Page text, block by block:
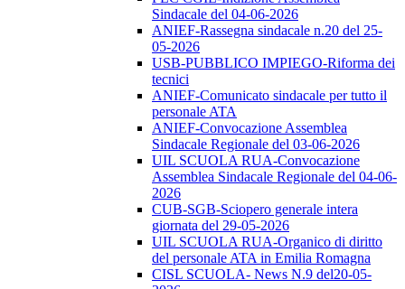
Sindacale del 04-06-2026
ANIEF-Rassegna sindacale n.20 del 25-
05-2026
USB-PUBBLICO IMPIEGO-Riforma dei
tecnici
ANIEF-Comunicato sindacale per tutto il
personale ATA
ANIEF-Convocazione Assemblea
Sindacale Regionale del 03-06-2026
UIL SCUOLA RUA-Convocazione
Assemblea Sindacale Regionale del 04-06-
2026
CUB-SGB-Sciopero generale intera
giornata del 29-05-2026
UIL SCUOLA RUA-Organico di diritto
del personale ATA in Emilia Romagna
CISL SCUOLA- News N.9 del20-05-